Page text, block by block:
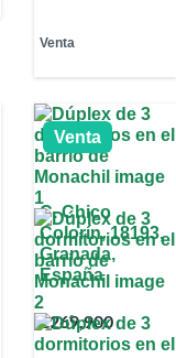
Venta
Venta
C. Chico
Colorín, 18193,
Granada,
España
€269,900